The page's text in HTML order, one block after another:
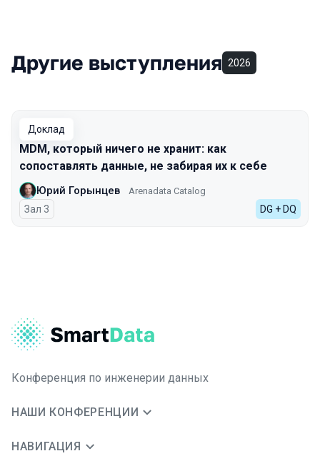
Другие выступления 2026
Доклад
MDM, который ничего не хранит: как
сопоставлять данные, не забирая их к себе
Юрий Горынцев Arenadata Catalog
Зал 3 DG + DQ
Конференция по инженерии данных
НАШИ КОНФЕРЕНЦИИ
НАВИГАЦИЯ